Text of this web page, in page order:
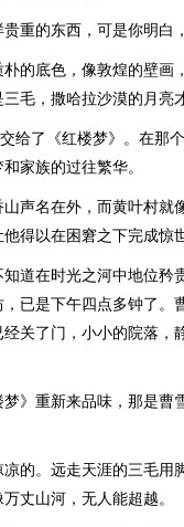
重的东西，可是你明白
的底色，像敦煌的壁画
毛，撒哈拉沙漠的月亮
给了《红楼梦》。在那
家族的过往繁华。
声名在外，而黄叶村就
得以在困窘之下完成惊
道在时光之河中地位矜
已是下午四点多钟了。
关了门，小小的院落，
》重新来品味，那是曹
的。远走天涯的三毛用
丈山河，无人能超越。